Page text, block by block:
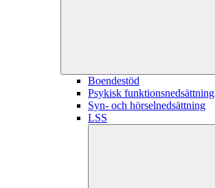
Boendestöd
Psykisk funktionsnedsättning
Syn- och hörselnedsättning
LSS